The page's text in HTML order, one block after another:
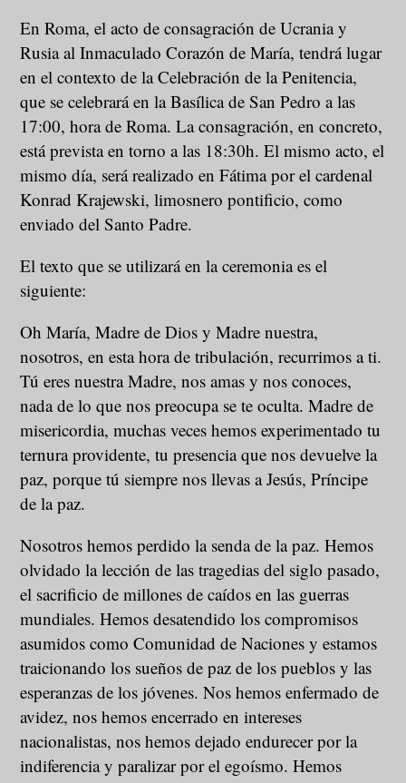
En Roma, el acto de consagración de Ucrania y
Rusia al Inmaculado Corazón de María, tendrá lugar
en el contexto de la Celebración de la Penitencia,
que se celebrará en la Basílica de San Pedro a las
17:00, hora de Roma. La consagración, en concreto,
está prevista en torno a las 18:30h. El mismo acto, el
mismo día, será realizado en Fátima por el cardenal
Konrad Krajewski, limosnero pontificio, como
enviado del Santo Padre.
El texto que se utilizará en la ceremonia es el
siguiente:
Oh María, Madre de Dios y Madre nuestra,
nosotros, en esta hora de tribulación, recurrimos a ti.
Tú eres nuestra Madre, nos amas y nos conoces,
nada de lo que nos preocupa se te oculta. Madre de
misericordia, muchas veces hemos experimentado tu
ternura providente, tu presencia que nos devuelve la
paz, porque tú siempre nos llevas a Jesús, Príncipe
de la paz.
Nosotros hemos perdido la senda de la paz. Hemos
olvidado la lección de las tragedias del siglo pasado,
el sacrificio de millones de caídos en las guerras
mundiales. Hemos desatendido los compromisos
asumidos como Comunidad de Naciones y estamos
traicionando los sueños de paz de los pueblos y las
esperanzas de los jóvenes. Nos hemos enfermado de
avidez, nos hemos encerrado en intereses
nacionalistas, nos hemos dejado endurecer por la
indiferencia y paralizar por el egoísmo. Hemos